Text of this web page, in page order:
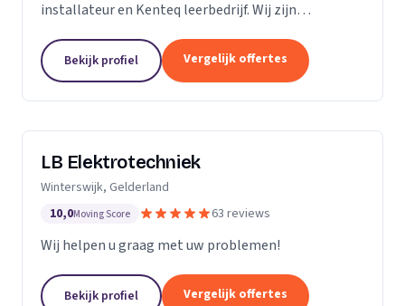
installateur en Kenteq leerbedrijf. Wij zijn
Utrecht.Bekijk profiel Vergelijk offertes
LB Elektrotechniek
Winterswijk, Gelderland
10,0Moving Score 63 reviews
Wij helpen u graag met uw problemen!
Bekijk profiel Vergelijk offertes